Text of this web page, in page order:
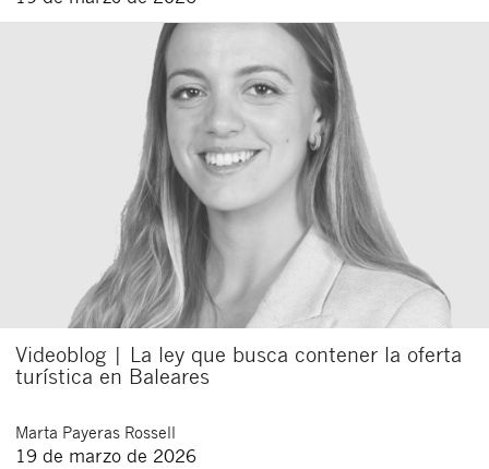
Videoblog | La ley que busca contener la oferta
turística en Baleares
Marta Payeras Rossell
19 de marzo de 2026